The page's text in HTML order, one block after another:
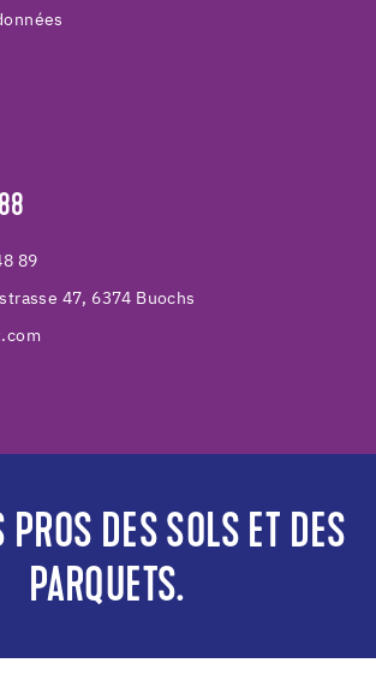
89
47, 6374 Buochs
PROS DES SOLS ET DES
PARQUETS.